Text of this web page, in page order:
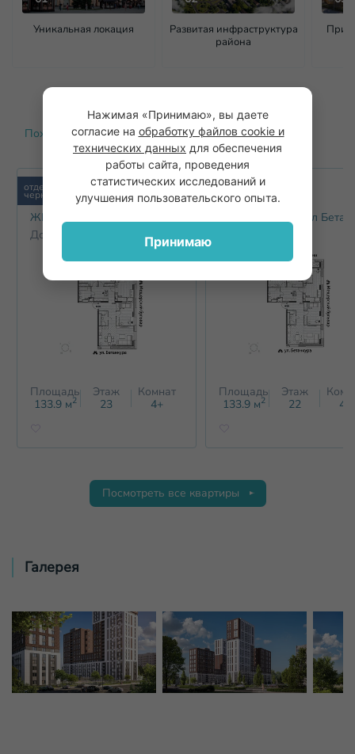
Уникальная локация
Развитая инфраструктура
района
Похожие варианты
отделка
черновая
ЖК Гранд-квартал Бетанкур
Дом 2
Площадь
133.9м2
Этаж
23
Комнат
4+
отделка
черновая
ЖК Гранд-квартал
Площадь
133.9м2
Этаж
22
4+
Посмотреть все квартиры
Галерея
Нажимая «Принимаю», вы даете
согласие на обработку файлов cookie и
технических данных для обеспечения
работы сайта, проведения
статистических исследований и
улучшения пользовательского опыта.
Принимаю